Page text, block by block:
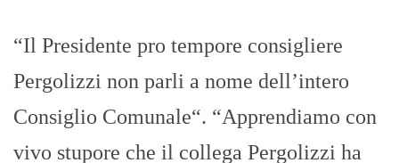
“Il Presidente pro tempore consigliere
Pergolizzi non parli a nome dell’intero
Consiglio Comunale“. “Apprendiamo con
vivo stupore che il collega Pergolizzi ha